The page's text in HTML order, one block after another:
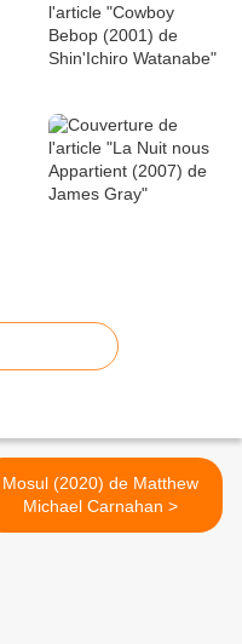
Mosul (2020) de Matthew
Michael Carnahan >